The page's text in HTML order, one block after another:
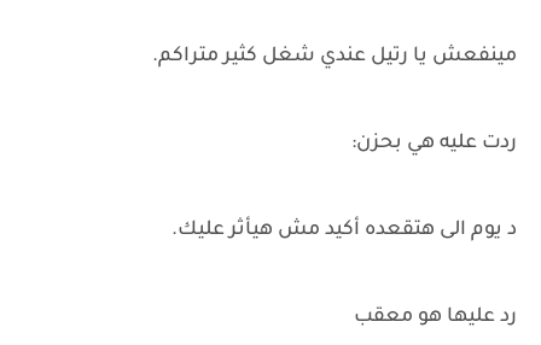
مينفعش يا رتيل عندي شغل كثير متراكم.
ردت عليه هي بحزن:
د يوم الى هتقعده أكيد مش هيأثر عليك.
رد عليها هو معقب